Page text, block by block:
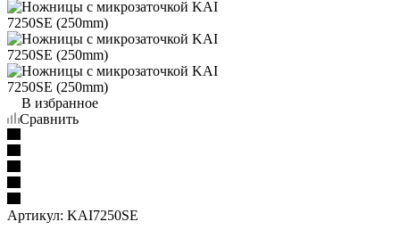
В избранное
Сравнить
Артикул: KAI7250SE